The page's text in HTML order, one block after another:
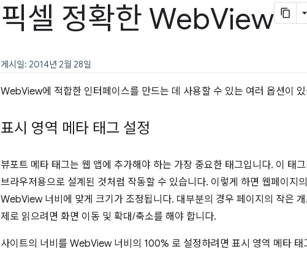
픽셀 정확한 WebView
게시일: 2014년 2월 28일
WebView에 적합한 인터페이스를 만드는 데 사용할 수 있는 여러 옵션이
표시 영역 메타 태그 설정
뷰포트 메타 태그는 웹 앱에 추가해야 하는 가장 중요한 태그입니다. 이 태
브라우저용으로 설계된 것처럼 작동할 수 있습니다. 이렇게 하면 웹페이지
WebView 너비에 맞게 크기가 조정됩니다. 대부분의 경우 페이지의 작은
제로 읽으려면 화면 이동 및 확대/축소를 해야 합니다.
사이트의 너비를 WebView 너비의 100% 로 설정하려면 표시 영역 메타 태